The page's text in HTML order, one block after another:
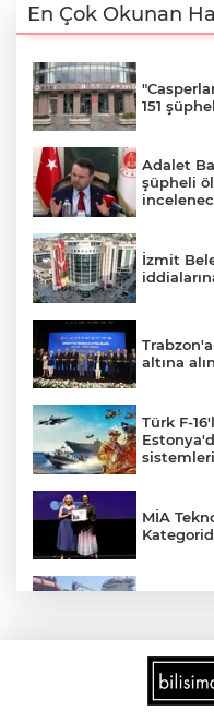
En Çok Okunan
151
Adalet
şüpheli
İzmit
altına
Türk F-
MİA
6
aylığı